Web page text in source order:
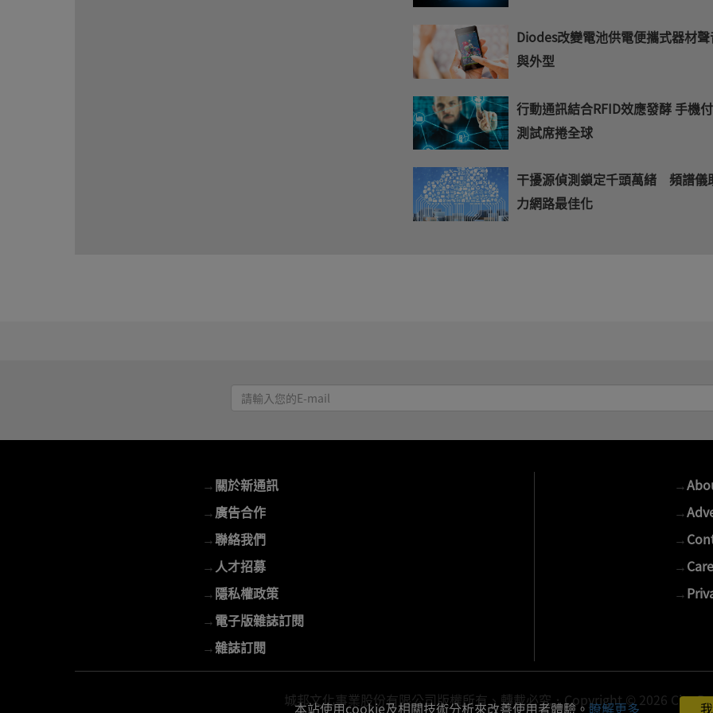
Diodes改變電池供電便攜式器材
與外型
行動通訊結合RFID效應發酵 手機
測試席捲全球
干擾源偵測鎖定千頭萬緒 頻譜儀
力網路最佳化
請
輸
E-
mail
→關於新通訊
→廣告合作
→聯絡我們
→人才招募
→隱私權政策
→電子版雜誌訂閱
→雜誌訂閱
→
→
→
→
→
城邦文化事業股份有限公司版權所有、轉載必究．Copyright © 2026 Cite
本站使用cookie及相關技術分析來改善使用者體驗。瞭解更多